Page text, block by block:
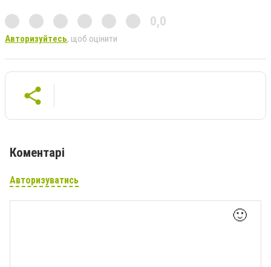
0,0
Авторизуйтесь, щоб оцінити
Коментарі
Авторизуватись
🙂